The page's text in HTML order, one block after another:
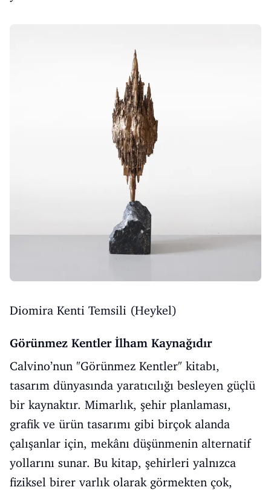
Diomira Kenti Temsili (Heykel)
Görünmez Kentler İlham Kaynağıdır
Calvino’nun "Görünmez Kentler" kitabı,
tasarım dünyasında yaratıcılığı besleyen güçlü
bir kaynaktır. Mimarlık, şehir planlaması,
grafik ve ürün tasarımı gibi birçok alanda
çalışanlar için, mekânı düşünmenin alternatif
yollarını sunar. Bu kitap, şehirleri yalnızca
fiziksel birer varlık olarak görmekten çok,